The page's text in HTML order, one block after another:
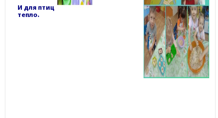
И для птиц
тепло.